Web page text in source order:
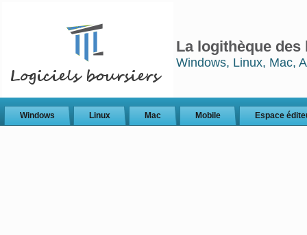
La logithèque
Windows, Linux, Mac,
Windows Linux Mac Mobile Espace